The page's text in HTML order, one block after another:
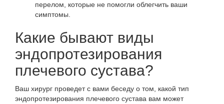
перелом, которые не помогли облегчить ваши
симптомы.
Какие бывают виды
эндопротезирования
плечевого сустава?
Ваш хирург проведет с вами беседу о том, какой тип
эндопротезирования плечевого сустава вам может